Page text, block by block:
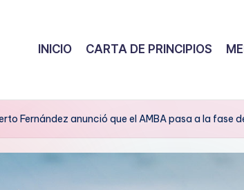
INICIO CARTA DE PRINCIPIOS
Fernández anunció que el AMBA pasa a la fase